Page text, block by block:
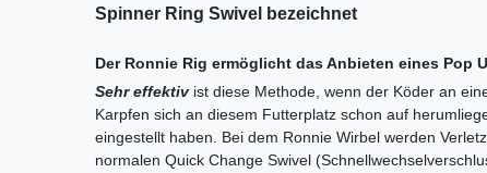
Spinner Ring Swivel bezeichnet
Der Ronnie Rig ermöglicht das Anbieten eines Pop
Sehr effektivist diese Methode, wenn der Köder an
Karpfen sich an diesem Futterplatz schon auf
eingestellt haben. Bei dem Ronnie Wirbel werden
normalen Quick Change Swivel